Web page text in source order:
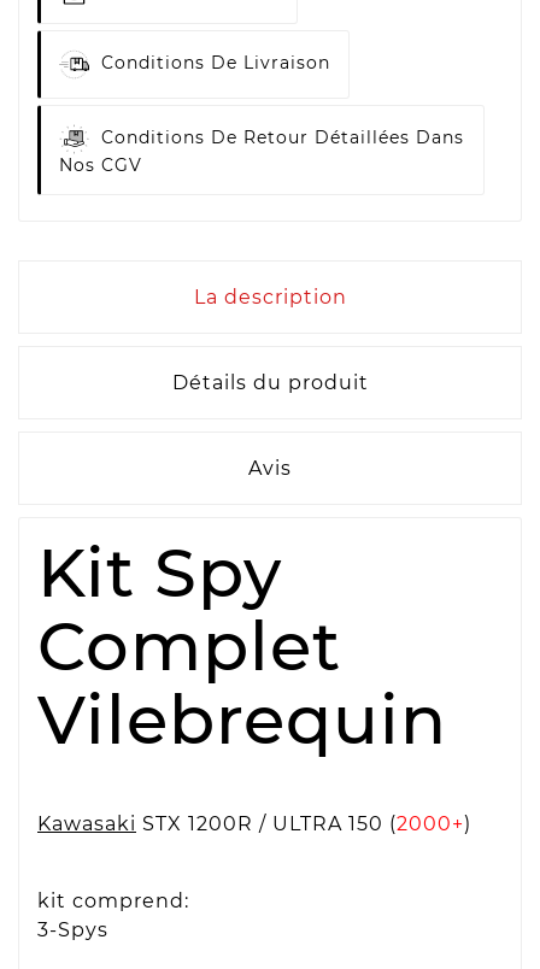
Conditions De Livraison
Conditions De Retour Détaillées Dans
Nos CGV
La description
Détails du produit
Avis
Kit Spy
Complet
Vilebrequin
Kawasaki STX 1200R / ULTRA 150 (2000+)
kit comprend:
3-Spys